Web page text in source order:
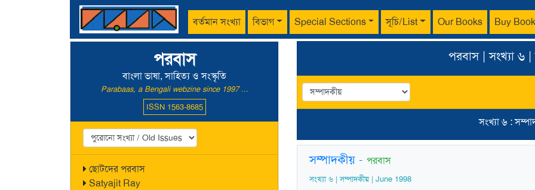
বর্তমান সংখ্যা বিভাগ Special Sections সূচি/List Our Books Buy
পরবাস
বাংলা ভাষা, সাহিত্য ও সংস্কৃতি
Parabaas, a Bengali webzine since 1997 ...
ISSN 1563-8685
ছোটদের পরবাস
Satyajit Ray
পরবাস | সংখ্যা ৬
সংখ্যা ৬ :
সম্পাদকীয়- পরবাস
সংখ্যা ৬ | সম্পাদকীয় | June 1998